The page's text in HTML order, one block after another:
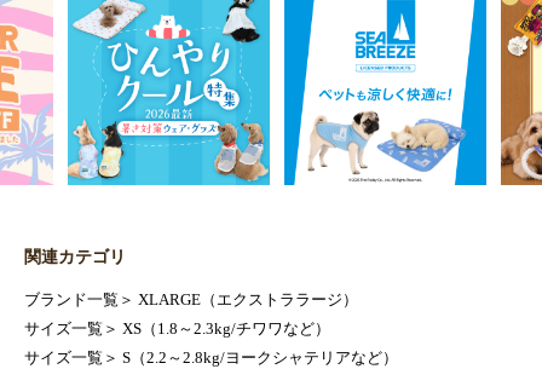
関連カテゴリ
ブランド一覧 ＞ XLARGE（エクストララージ）
サイズ一覧 ＞ XS（1.8～2.3kg/チワワなど）
サイズ一覧 ＞ S（2.2～2.8kg/ヨークシャテリアなど）